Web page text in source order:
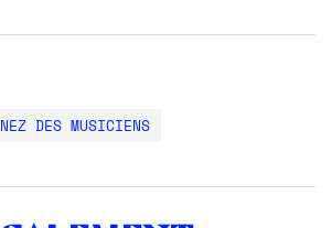
NEZ DES MUSICIENS